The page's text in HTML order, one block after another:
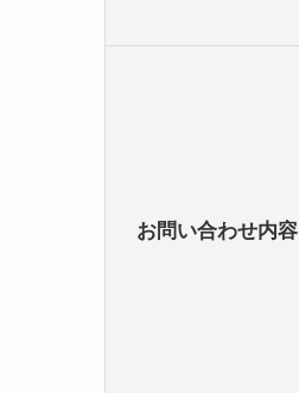
お問い合わせ内容